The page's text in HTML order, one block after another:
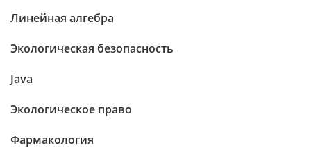
Линейная алгебра
Экологическая безопасность
Java
Экологическое право
Фармакология